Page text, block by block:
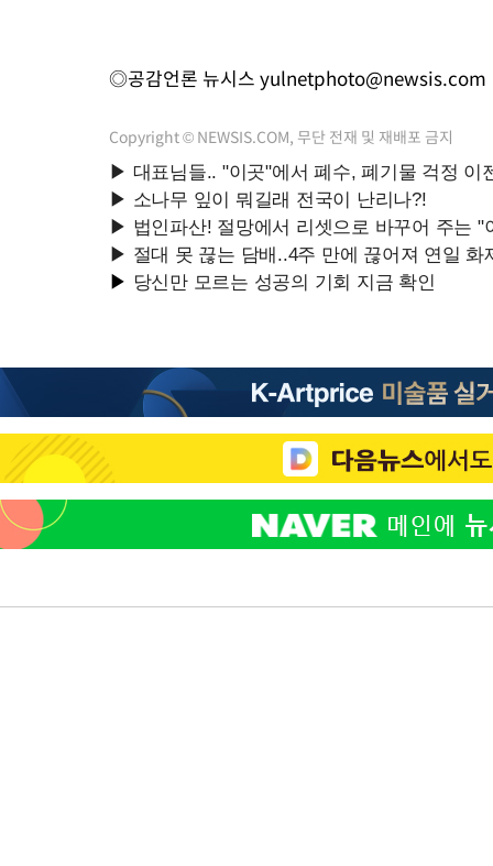
◎공감언론 뉴시스 yulnetphoto@newsis.com
Copyright © NEWSIS.COM, 무단 전재 및 재배포 금지